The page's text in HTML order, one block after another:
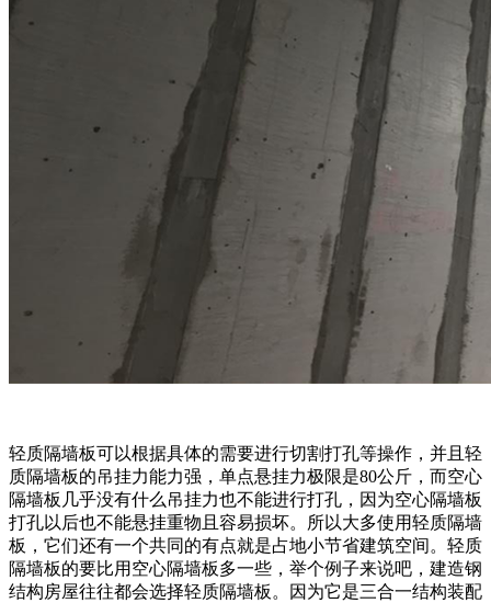
轻质隔墙板可以根据具体的需要进行切割打孔等操作，并且轻
质隔墙板的吊挂力能力强，单点悬挂力极限是80公斤，而空心
隔墙板几乎没有什么吊挂力也不能进行打孔，因为空心隔墙板
打孔以后也不能悬挂重物且容易损坏。所以大多使用轻质隔墙
板，它们还有一个共同的有点就是占地小节省建筑空间。轻质
隔墙板的要比用空心隔墙板多一些，举个例子来说吧，建造钢
结构房屋往往都会选择轻质隔墙板。因为它是三合一结构装配